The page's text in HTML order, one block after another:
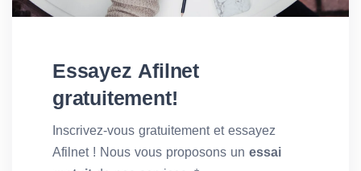
Essayez Afilnet
gratuitement!
Inscrivez-vous gratuitement et essayez
Afilnet ! Nous vous proposons un essai